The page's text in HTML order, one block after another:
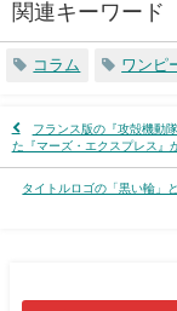
関連キーワード
コラム ワンピ
フランス版の『攻殻機動
た『マーズ・エクスプレス』
タイトルロゴの「黒い輪